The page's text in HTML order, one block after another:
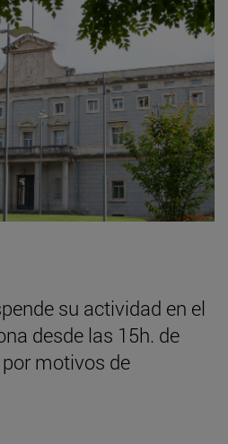
su actividad en el
desde las 15h. de
motivos de